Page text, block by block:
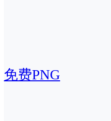
免费PNG